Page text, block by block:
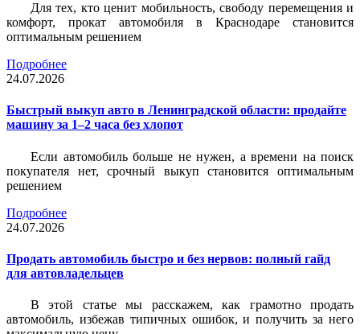
Для тех, кто ценит мобильность, свободу перемещения и
комфорт, прокат автомобиля в Краснодаре становится
оптимальным решением
Подробнее
24.07.2026
Быстрый выкуп авто в Ленинградской области: продайте
машину за 1–2 часа без хлопот
Если автомобиль больше не нужен, а времени на поиск
покупателя нет, срочный выкуп становится оптимальным
решением
Подробнее
24.07.2026
Продать автомобиль быстро и без нервов: полный гайд
для автовладельцев
В этой статье мы расскажем, как грамотно продать
автомобиль, избежав типичных ошибок, и получить за него